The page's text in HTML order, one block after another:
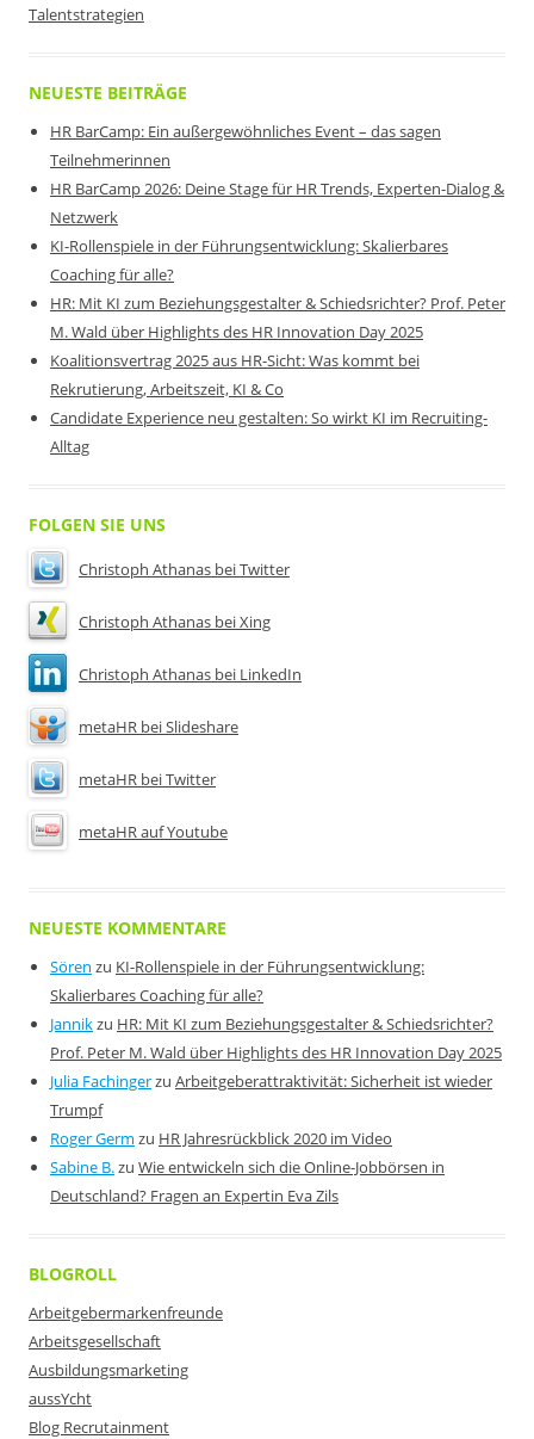
Talentstrategien
NEUESTE BEITRÄGE
HR BarCamp: Ein außergewöhnliches Event – das sagen
Teilnehmerinnen
HR BarCamp 2026: Deine Stage für HR Trends, Experten-Dialog &
Netzwerk
KI-Rollenspiele in der Führungsentwicklung: Skalierbares
Coaching für alle?
HR: Mit KI zum Beziehungsgestalter & Schiedsrichter? Prof. Peter
M. Wald über Highlights des HR Innovation Day 2025
Koalitionsvertrag 2025 aus HR-Sicht: Was kommt bei
Rekrutierung, Arbeitszeit, KI & Co
Candidate Experience neu gestalten: So wirkt KI im Recruiting-
Alltag
FOLGEN SIE UNS
Christoph Athanas bei Twitter
Christoph Athanas bei Xing
Christoph Athanas bei LinkedIn
metaHR bei Slideshare
metaHR bei Twitter
metaHR auf Youtube
NEUESTE KOMMENTARE
Sören zu KI-Rollenspiele in der Führungsentwicklung:
Skalierbares Coaching für alle?
Jannikzu HR: Mit KI zum Beziehungsgestalter & Schiedsrichter?
Prof. Peter M. Wald über Highlights des HR Innovation Day 2025
Julia Fachingerzu Arbeitgeberattraktivität: Sicherheit ist wieder
Trumpf
Roger Germ zu HR Jahresrückblick 2020 im Video
Sabine B.zu Wie entwickeln sich die Online-Jobbörsen in
Deutschland? Fragen an Expertin Eva Zils
BLOGROLL
Arbeitgebermarkenfreunde
Arbeitsgesellschaft
Ausbildungsmarketing
aussYcht
Blog Recrutainment